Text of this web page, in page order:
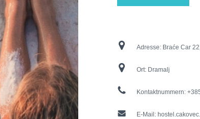
Adresse: Braće Car
Ort: Dramalj
Kontaktnummern:
E-Mail: